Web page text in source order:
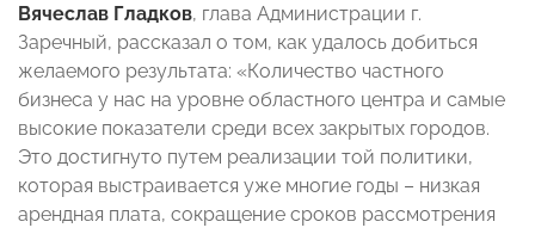
Вячеслав Гладков, глава Администрации г.
Заречный, рассказал о том, как удалось добиться
желаемого результата: «Количество частного
бизнеса у нас на уровне областного центра и самые
высокие показатели среди всех закрытых городов.
Это достигнуто путем реализации той политики,
которая выстраивается уже многие годы – низкая
арендная плата, сокращение сроков рассмотрения